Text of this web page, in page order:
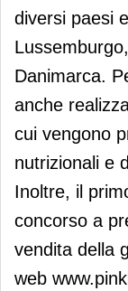
diversi paesi
Danimarca.
anche
cui vengono
nutrizionali e
Inoltre, il
concorso a
vendita della
web